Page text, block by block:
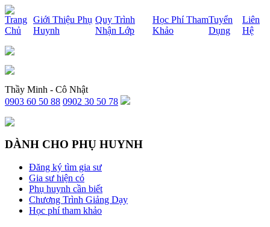
x
Trang
Chủ
Giới Thiệu Phụ
Huynh
Quy Trình
Nhận Lớp
Học Phí Tham
Khảo
Tuyển
Dụng
Liên
Hệ
Thầy Minh - Cô Nhật
0903 60 50 88 0902 30 50 78
DÀNH CHO PHỤ HUYNH
Đăng ký tìm gia sư
Gia sư hiện có
Phụ huynh cần biết
Chương Trình Giảng Dạy
Học phí tham khảo